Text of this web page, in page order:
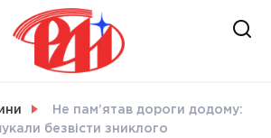
Не пам’ятав дороги додому:
безвісти зниклого